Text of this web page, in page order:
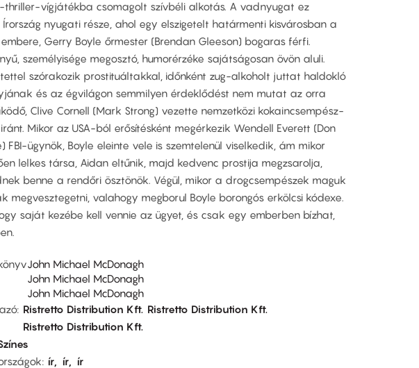
thriller-vígjátékba csomagolt szívbéli alkotás. A vadnyugat ez
Írország nyugati része, ahol egy elszigetelt határmenti kisvárosban a
Gerry Boyle őrmester (Brendan Gleeson) bogaras férfi.
személyisége megosztó, humorérzéke sajátságosan övön aluli.
szórakozik prostituáltakkal, időnként zug-alkoholt juttat haldokló
és az égvilágon semmilyen érdeklődést nem mutat az orra
Clive Cornell (Mark Strong) vezette nemzetközi kokaincsempész-
Mikor az USA-ból erősítésként megérkezik Wendell Everett (Don
FBI-ügynök, Boyle eleinte vele is szemtelenül viselkedik, ám mikor
lelkes társa, Aidan eltűnik, majd kedvenc prostija megzsarolja,
benne a rendőri ösztönök. Végül, mikor a drogcsempészek maguk
megvesztegetni, valahogy megborul Boyle borongós erkölcsi kódexe.
saját kezébe kell vennie az ügyet, és csak egy emberben bízhat,
John Michael McDonagh
John Michael McDonagh
John Michael McDonagh
Ristretto Distribution Kft. Ristretto Distribution Kft.
Ristretto Distribution Kft.
ír ír
ír